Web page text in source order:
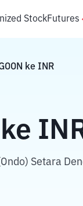
StockFutures
ke INR
ke
Setara